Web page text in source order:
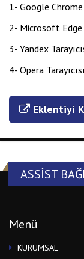
1- Google Chrome
2- Microsoft Edge
3- Yandex
4- Opera Tarayıcısı
Eklentiyi
ASSIST
Menü
KURUMSAL